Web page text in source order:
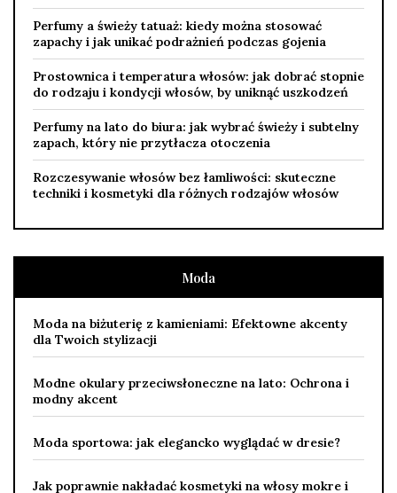
Perfumy a świeży tatuaż: kiedy można stosować
zapachy i jak unikać podrażnień podczas gojenia
Prostownica i temperatura włosów: jak dobrać stopnie
do rodzaju i kondycji włosów, by uniknąć uszkodzeń
Perfumy na lato do biura: jak wybrać świeży i subtelny
zapach, który nie przytłacza otoczenia
Rozczesywanie włosów bez łamliwości: skuteczne
techniki i kosmetyki dla różnych rodzajów włosów
Moda
Moda na biżuterię z kamieniami: Efektowne akcenty
dla Twoich stylizacji
Modne okulary przeciwsłoneczne na lato: Ochrona i
modny akcent
Moda sportowa: jak elegancko wyglądać w dresie?
Jak poprawnie nakładać kosmetyki na włosy mokre i